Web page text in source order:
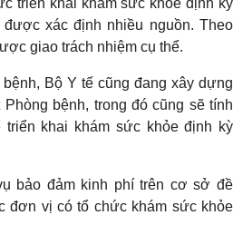
xác định nhiều nguồn. Theo
giao trách nhiệm cụ thể.
Bộ Y tế cũng đang xây dựng
bệnh, trong đó cũng sẽ tính
triển khai khám sức khỏe định kỳ
bảo đảm kinh phí trên cơ sở đề
đơn vị có tổ chức khám sức khỏe